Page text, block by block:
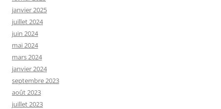
janvier 2025
juillet 2024
juin 2024
mai 2024
mars 2024
janvier 2024
septembre 2023
août 2023
juillet 2023